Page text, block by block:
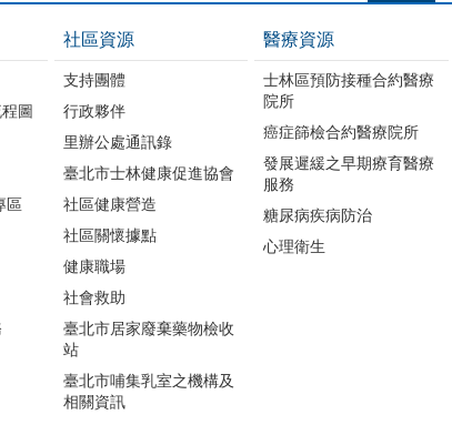
圖
區
社區資源
支持團體
行政夥伴
里辦公處通訊錄
臺北市士林健康促進協會
社區健康營造
社區關懷據點
健康職場
社會救助
臺北市居家廢棄藥物檢收
站
臺北市哺集乳室之機構及
相關資訊
醫療資源
士林區預防接種合約醫療
院所
癌症篩檢合約醫療院所
發展遲緩之早期療育醫療
服務
糖尿病疾病防治
心理衛生